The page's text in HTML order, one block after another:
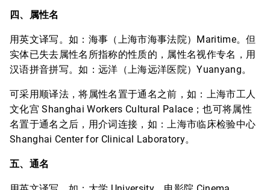
四、属性名
用英文译写。如：海事（上海市海事法院）Maritime。但
实体已失去属性名所指称的性质的，属性名视作专名，用
汉语拼音拼写。如：远洋（上海远洋医院）Yuanyang。
可采用顺译法，将属性名置于通名之前，如：上海市工人
文化宫 Shanghai Workers Cultural Palace；也可将属性
名置于通名之后，用介词连接，如：上海市临床检验中心
Shanghai Center for Clinical Laboratory。
五、通名